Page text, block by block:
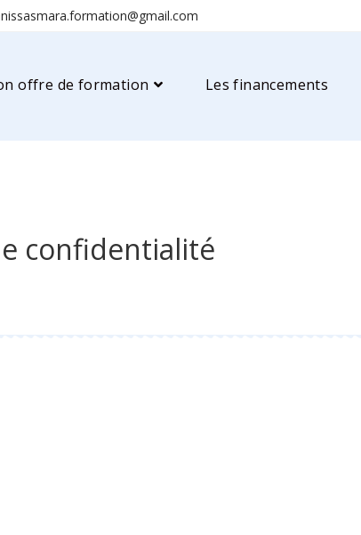
offre de formation Les financements
confidentialité